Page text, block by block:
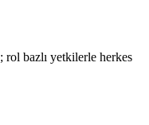
rol bazlı yetkilerle herkes